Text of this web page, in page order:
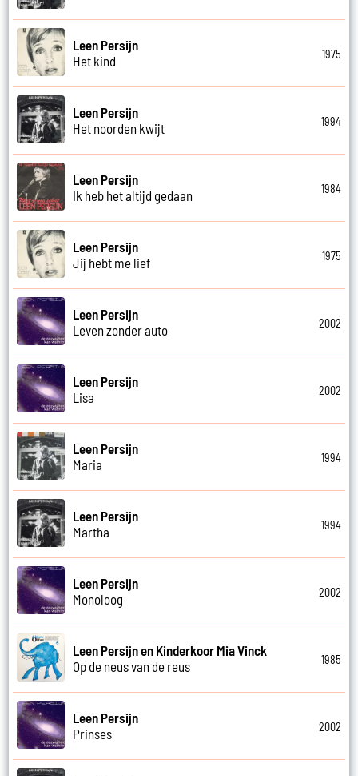
Leen Persijn
Het kind
1975
Leen Persijn
Het noorden kwijt
1994
Leen Persijn
Ik heb het altijd gedaan
1984
Leen Persijn
Jij hebt me lief
1975
Leen Persijn
Leven zonder auto
2002
Leen Persijn
Lisa
2002
Leen Persijn
Maria
1994
Leen Persijn
Martha
1994
Leen Persijn
Monoloog
2002
Leen Persijn en Kinderkoor Mia Vinck
Op de neus van de reus
1985
Leen Persijn
Prinses
2002